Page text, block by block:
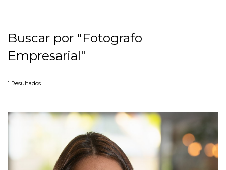
Buscar por "Fotografo
Empresarial"
1 Resultados